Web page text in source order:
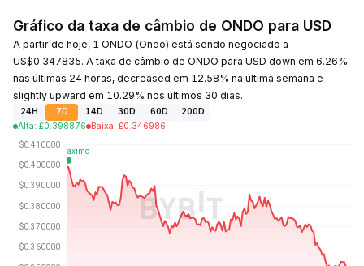
Gráfico da taxa de câmbio de ONDO para USD
A partir de hoje, 1 ONDO (Ondo) está sendo negociado a
US$0.347835. A taxa de câmbio de ONDO para USD down em 6.26%
nas últimas 24 horas, decreased em 12.58% na última semana e
slightly upward em 10.29% nos últimos 30 dias.
24H 7D 14D 30D 60D
200D
Alta: £0.398876 Baixa: £0.346986